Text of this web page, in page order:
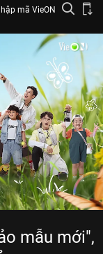
mã VieON
mẫu mới",